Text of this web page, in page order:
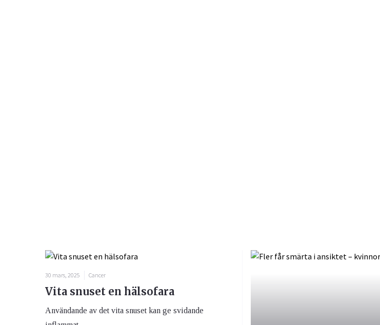
30 mars, 2025 Cancer
Vita snuset en hälsofara
Användande av det vita snuset kan ge svidande